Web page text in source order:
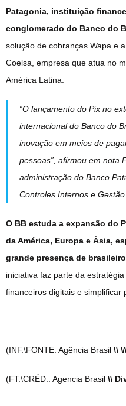
Patagonia, instituição
conglomerado do Banco do
solução de cobranças Wapa e
Coelsa, empresa que atua no
América Latina.
“O lançamento do Pix no
internacional do Banco do
inovação em meios de
pessoas”, afirmou em nota
administração do Banco
Controles Internos e
O BB estuda a expansão do
da América, Europa e Ásia,
grande presença de
iniciativa faz parte da
financeiros digitais e simplificar
(INF.\FONTE: Agência Brasil \\
(FT.\CRÉD.: Agencia Brasil \\